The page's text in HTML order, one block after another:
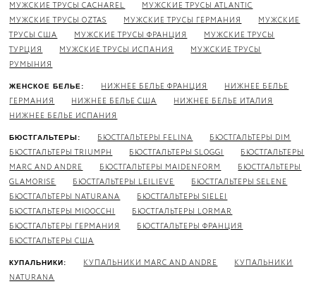
МУЖСКИЕ ТРУСЫ CACHAREL
МУЖСКИЕ ТРУСЫ ATLANTIC
МУЖСКИЕ ТРУСЫ OZTAS
МУЖСКИЕ ТРУСЫ ГЕРМАНИЯ
МУЖСКИЕ
ТРУСЫ США
МУЖСКИЕ ТРУСЫ ФРАНЦИЯ
МУЖСКИЕ ТРУСЫ
ТУРЦИЯ
МУЖСКИЕ ТРУСЫ ИСПАНИЯ
МУЖСКИЕ ТРУСЫ
РУМЫНИЯ
ЖЕНСКОЕ БЕЛЬЕ: НИЖНЕЕ БЕЛЬЕ ФРАНЦИЯ
НИЖНЕЕ БЕЛЬЕ
ГЕРМАНИЯ
НИЖНЕЕ БЕЛЬЕ США
НИЖНЕЕ БЕЛЬЕ ИТАЛИЯ
НИЖНЕЕ БЕЛЬЕ ИСПАНИЯ
БЮСТГАЛЬТЕРЫ: БЮСТГАЛЬТЕРЫ FELINA
БЮСТГАЛЬТЕРЫ DIM
БЮСТГАЛЬТЕРЫ TRIUMPH
БЮСТГАЛЬТЕРЫ SLOGGI
БЮСТГАЛЬТЕРЫ
MARC AND ANDRE
БЮСТГАЛЬТЕРЫ MAIDENFORM
БЮСТГАЛЬТЕРЫ
GLAMORISE
БЮСТГАЛЬТЕРЫ LEILIEVE
БЮСТГАЛЬТЕРЫ SELENE
БЮСТГАЛЬТЕРЫ NATURANA
БЮСТГАЛЬТЕРЫ SIELEI
БЮСТГАЛЬТЕРЫ MIOOCCHI
БЮСТГАЛЬТЕРЫ LORMAR
БЮСТГАЛЬТЕРЫ ГЕРМАНИЯ
БЮСТГАЛЬТЕРЫ ФРАНЦИЯ
БЮСТГАЛЬТЕРЫ США
КУПАЛЬНИКИ: КУПАЛЬНИКИ MARC AND ANDRE
КУПАЛЬНИКИ
NATURANA